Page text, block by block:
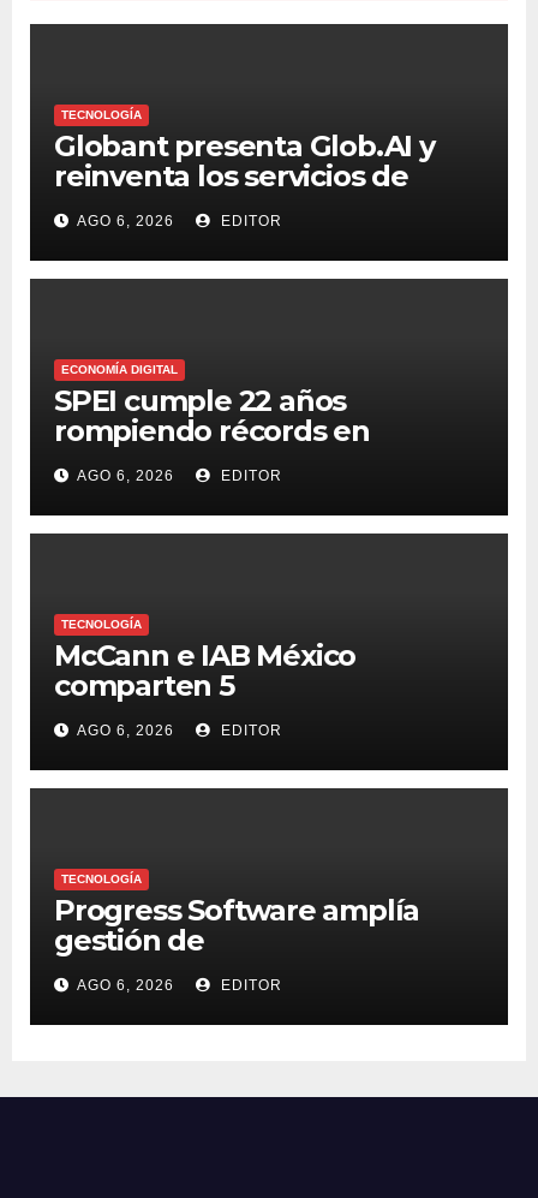
TECNOLOGÍA
Globant presenta Glob.AI y
reinventa los servicios de
tecnología para la era de la IA
AGO 6, 2026 EDITOR
ECONOMÍA DIGITAL
SPEI cumple 22 años
rompiendo récords en
transferencias y adopción
AGO 6, 2026 EDITOR
TECNOLOGÍA
McCann e IAB México
comparten 5
macrotendencias en la
industria del marketing y la
publicidad
AGO 6, 2026 EDITOR
TECNOLOGÍA
Progress Software amplía
gestión de
supercomputadoras de IA
NVIDIA DGX Spark con Chef
AGO 6, 2026 EDITOR